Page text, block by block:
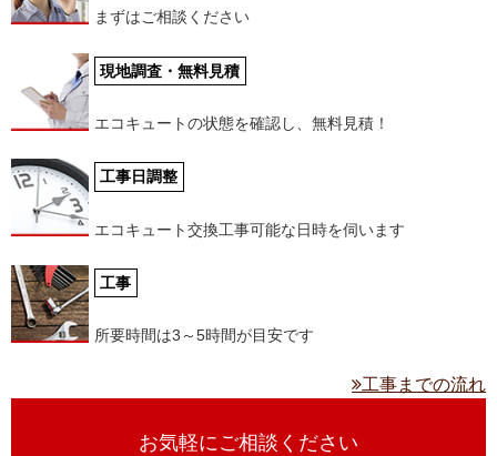
まずはご相談ください
現地調査・無料見積
エコキュートの状態を確認し、無料見積！
工事日調整
エコキュート交換工事可能な日時を伺います
工事
所要時間は3～5時間が目安です
工事までの流れ
お気軽にご相談ください